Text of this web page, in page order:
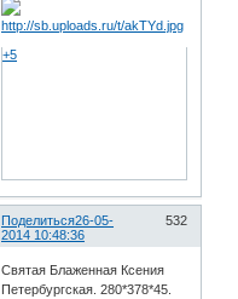
+5
Поделиться 532
26-05-
2014 10:48:36
Святая Блаженная Ксения
Петербургская. 280*378*45.